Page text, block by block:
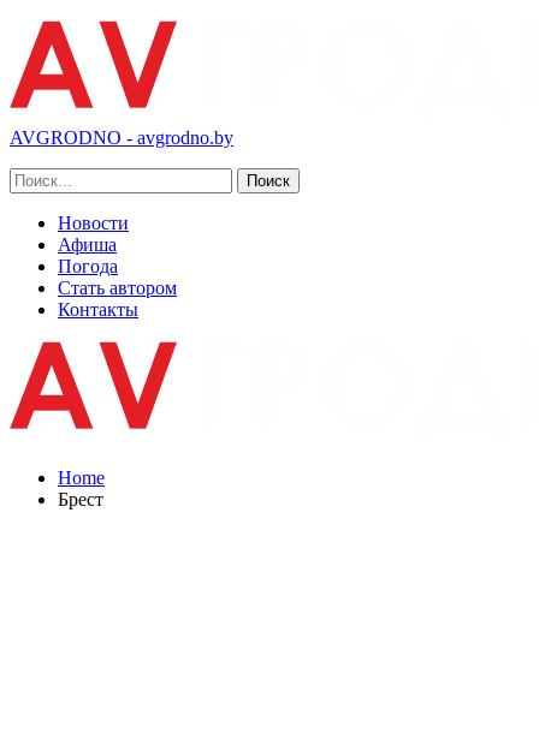
AVGRODNO - avgrodno.by
Новости
Афиша
Погода
Стать автором
Контакты
Home
Брест